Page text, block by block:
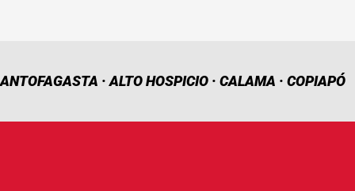
ANTOFAGASTA · ALTO HOSPICIO · CALAMA · COPIAPÓ